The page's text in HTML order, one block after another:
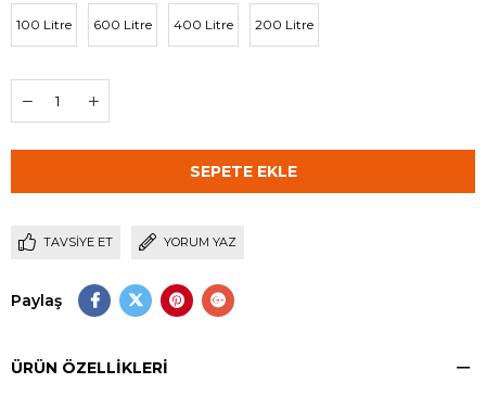
100 Litre 600 Litre 400 Litre 200 Litre
TAVSIYE ET YORUM YAZ
Paylaş
ÜRÜN ÖZELLIKLERI